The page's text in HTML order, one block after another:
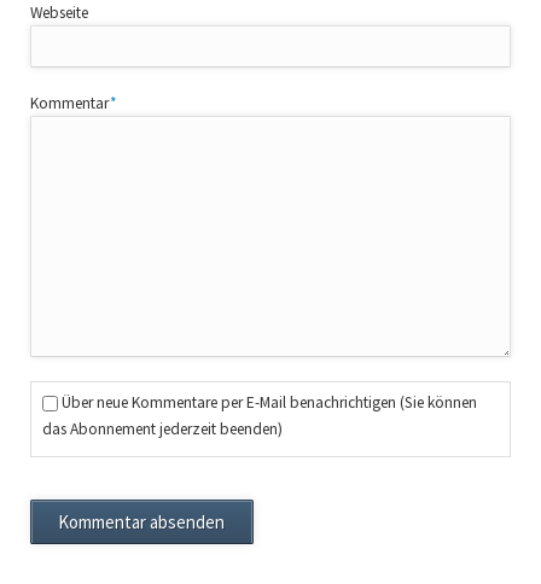
Webseite
Pflichtfeld
Kommentar*
Über neue Kommentare per E-Mail benachrichtigen (Sie können
das Abonnement jederzeit beenden)
Kommentar absenden